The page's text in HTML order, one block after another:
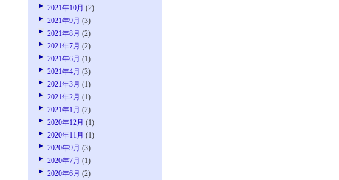
2021年10月 (2)
2021年9月 (3)
2021年8月 (2)
2021年7月 (2)
2021年6月 (1)
2021年4月 (3)
2021年3月 (1)
2021年2月 (1)
2021年1月 (2)
2020年12月 (1)
2020年11月 (1)
2020年9月 (3)
2020年7月 (1)
2020年6月 (2)